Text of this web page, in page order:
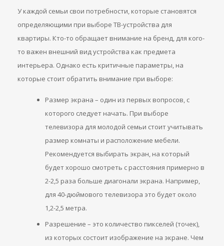
У каждой семьи свои потребности, которые становятся
определяющими при выборе ТВ-устройства для
квартиры. Кто-то обращает внимание на бренд, для кого-
то важен внешний вид устройства как предмета
интерьера. Однако есть критичные параметры, на
которые стоит обратить внимание при выборе:
Размер экрана – один из первых вопросов, с
которого следует начать. При выборе
телевизора для молодой семьи стоит учитывать
размер комнаты и расположение мебели.
Рекомендуется выбирать экран, на который
будет хорошо смотреть с расстояния примерно в
2-2,5 раза больше диагонали экрана. Например,
для 40-дюймового телевизора это будет около
1,2-2,5 метра.
Разрешение – это количество пикселей (точек),
из которых состоит изображение на экране. Чем